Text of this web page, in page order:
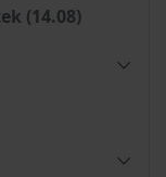
(14.08)